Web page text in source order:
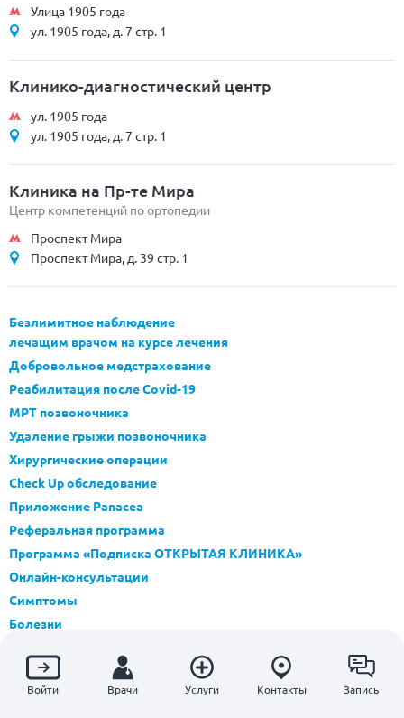
Улица 1905 года
ул. 1905 года, д. 7 стр. 1
Клинико-диагностический центр
ул. 1905 года
ул. 1905 года, д. 7 стр. 1
Клиника на Пр-те Мира
Центр компетенций по ортопедии
Проспект Мира
Проспект Мира, д. 39 стр. 1
Безлимитное наблюдение
лечащим врачом на курсе лечения
Добровольное медстрахование
Реабилитация после Covid-19
МРТ позвоночника
Удаление грыжи позвоночника
Хирургические операции
Check Up обследование
Приложение Panacea
Реферальная программа
Программа «Подписка ОТКРЫТАЯ КЛИНИКА»
Онлайн-консультации
Симптомы
Болезни
Контакты контролирующих органов
Карта сайта
Войти Врачи Услуги Контакты Запись